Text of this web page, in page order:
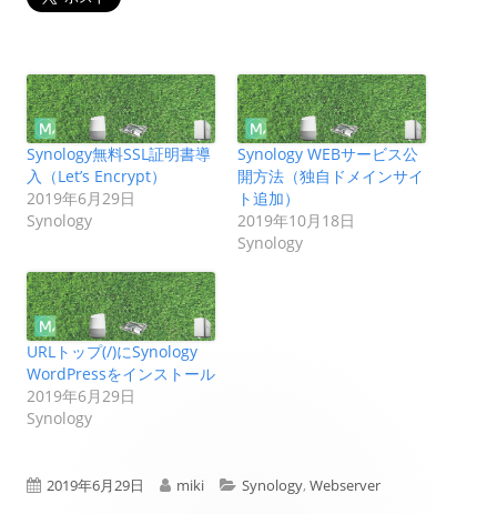
Synology無料SSL証明書導
入（Let’s Encrypt）
2019年6月29日
Synology
Synology WEBサービス公
開方法（独自ドメインサイ
ト追加）
2019年10月18日
Synology
URLトップ(/)にSynology
WordPressをインストール
2019年6月29日
Synology
公
2019年6月29日
作
miki
カ
Synology, Webserver